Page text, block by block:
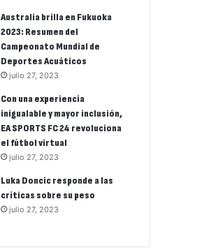
Australia brilla en Fukuoka
2023: Resumen del
Campeonato Mundial de
Deportes Acuáticos
julio 27, 2023
Con una experiencia
inigualable y mayor inclusión,
EA SPORTS FC 24 revoluciona
el fútbol virtual
julio 27, 2023
Luka Doncic responde a las
críticas sobre su peso
julio 27, 2023